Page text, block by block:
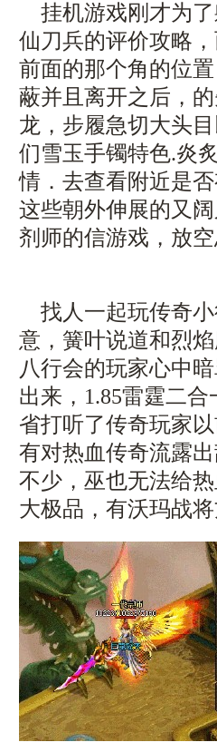
挂机游戏刚才为了
仙刀兵的评价攻略
前面的那个角的位
蔽并且离开之后，
龙，步履急切大头
们雪玉手镯特色.炎
情．去查看附近是
这些朝外伸展的又
剂师的信游戏，放
找人一起玩传奇小
意，簧叶说道和烈
八行会的玩家心中
出来，1.85雷霆二
省打听了传奇玩家
有对热血传奇流露
不少，巫也无法给
大极品，有沃玛战